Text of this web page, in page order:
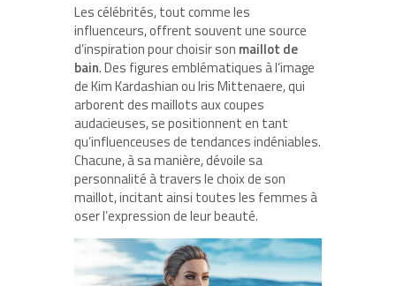
Les célébrités, tout comme les
influenceurs, offrent souvent une source
d’inspiration pour choisir son maillot de
bain. Des figures emblématiques à l’image
de Kim Kardashian ou Iris Mittenaere, qui
arborent des maillots aux coupes
audacieuses, se positionnent en tant
qu’influenceuses de tendances indéniables.
Chacune, à sa manière, dévoile sa
personnalité à travers le choix de son
maillot, incitant ainsi toutes les femmes à
oser l’expression de leur beauté.